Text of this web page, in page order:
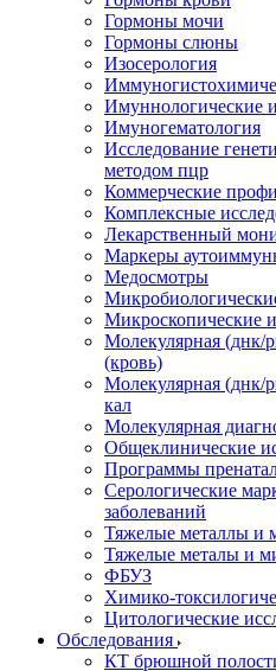
Гормоны мочи
Гормоны слюны
Изосерология
Имуннологические
Имуногематология
Исследование
методом пцр
Коммерческие
Комплексные
Лекарственный
Маркеры
Медосмотры
Микроскопические
Молекулярная (днк/
(кровь)
Молекулярная (днк/
кал
Молекулярная
Общеклинические
Программы
Серологические
заболеваний
Тяжелые металлы и
Тяжелые металы и
ФБУЗ
Химико-
Цитологические
Обследования
КТ брюшной